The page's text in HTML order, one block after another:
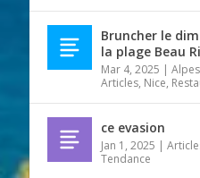
Bruncher le
la plage Beau
Mar 4, 2025 |
Articles, Nice,
ce evasion
Jan 1, 2025 |
Tendance